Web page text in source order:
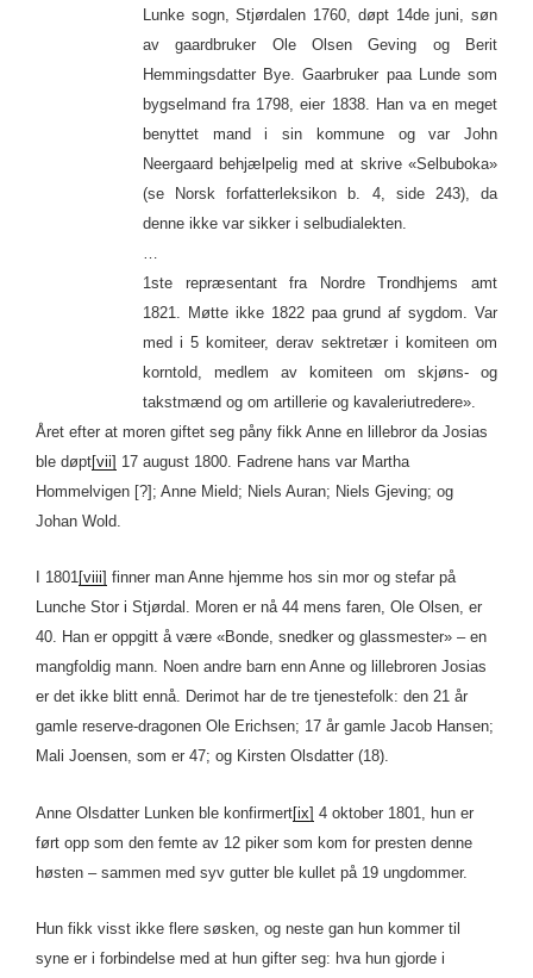
Lunke sogn, Stjørdalen 1760, døpt 14de juni, søn
av gaardbruker Ole Olsen Geving og Berit
Hemmingsdatter Bye. Gaarbruker paa Lunde som
bygselmand fra 1798, eier 1838. Han va en meget
benyttet mand i sin kommune og var John
Neergaard behjælpelig med at skrive «Selbuboka»
(se Norsk forfatterleksikon b. 4, side 243), da
denne ikke var sikker i selbudialekten.
1ste repræsentant fra Nordre Trondhjems amt
1821. Møtte ikke 1822 paa grund af sygdom. Var
med i 5 komiteer, derav sektretær i komiteen om
korntold, medlem av komiteen om skjøns- og
takstmænd og om artillerie og kavaleriutredere».
Året efter at moren giftet seg påny fikk Anne en lillebror da Josias
ble døpt[vii] 17 august 1800. Fadrene hans var Martha
Hommelvigen [?]; Anne Mield; Niels Auran; Niels Gjeving; og
Johan Wold.
I 1801[viii] finner man Anne hjemme hos sin mor og stefar på
Lunche Stor i Stjørdal. Moren er nå 44 mens faren, Ole Olsen, er
40. Han er oppgitt å være «Bonde, snedker og glassmester» – en
mangfoldig mann. Noen andre barn enn Anne og lillebroren Josias
er det ikke blitt ennå. Derimot har de tre tjenestefolk: den 21 år
gamle reserve-dragonen Ole Erichsen; 17 år gamle Jacob Hansen;
Mali Joensen, som er 47; og Kirsten Olsdatter (18).
Anne Olsdatter Lunken ble konfirmert[ix] 4 oktober 1801, hun er
ført opp som den femte av 12 piker som kom for presten denne
høsten – sammen med syv gutter ble kullet på 19 ungdommer.
Hun fikk visst ikke flere søsken, og neste gan hun kommer til
syne er i forbindelse med at hun gifter seg: hva hun gjorde i